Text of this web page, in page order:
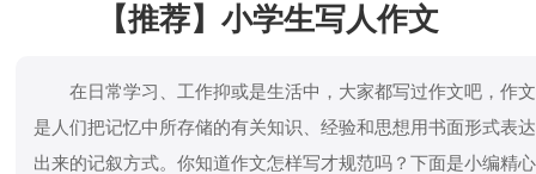
【推荐】小学生写人作文
在日常学习、工作抑或是生活中，大家都写过作文吧，作文
是人们把记忆中所存储的有关知识、经验和思想用书面形式表达
出来的记叙方式。你知道作文怎样写才规范吗？下面是小编精心